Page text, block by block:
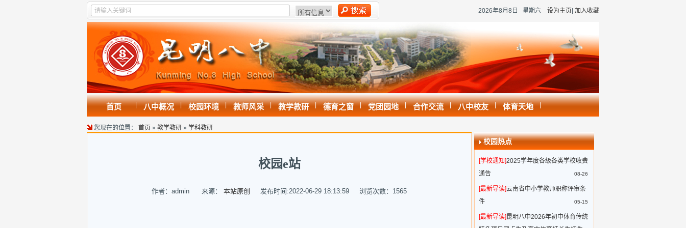
设为主页 加入收藏
2026年8月8日 星期六
首页 | 八中概况 | 校园环境 | 教师风采 | 教学教研 | 德育之窗 | 党团园地 | 合作交流 | 八中校友 | 体育天地 |
您现在的位置： 首页 » 教学教研 » 学科教研
校园e站
作者：admin 来源： 本站原创 发布时间:2022-06-29 18:13:59 浏览次数： 1565
校园热点
[学校通知]2025学年度各级各类学校收费
通告
08-26
[最新导读]云南省中小学教师职称评审条
件
05-15
[最新导读]昆明八中2026年初中体育传统